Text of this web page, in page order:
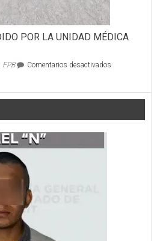
POR LA UNIDAD MÉDICA
FPB Comentarios desactivadosen
LA